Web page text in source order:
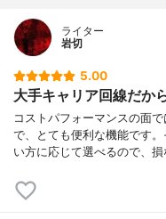
ライター
岩切
5.00
大手キャリア回線だか
コストパフォーマンスの面
で、とても便利な機能です
い方に応じて選べるので、